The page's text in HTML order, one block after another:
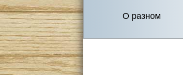
О разном